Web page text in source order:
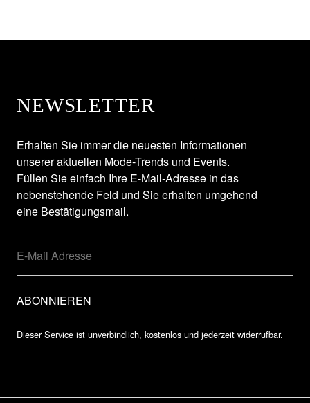
NEWSLETTER
Erhalten Sie immer die neuesten Informationen
unserer aktuellen Mode-Trends und Events.
Füllen Sie einfach Ihre E-Mail-Adresse in das
nebenstehende Feld und Sie erhalten umgehend
eine Bestätigungsmail.
Dieser Service ist unverbindlich, kostenlos und jederzeit widerrufbar.